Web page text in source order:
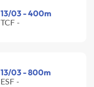
13/03 - 400m
TCF -
13/03 - 800m
ESF -